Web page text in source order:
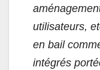
utilisateurs,
en bail
intégrés